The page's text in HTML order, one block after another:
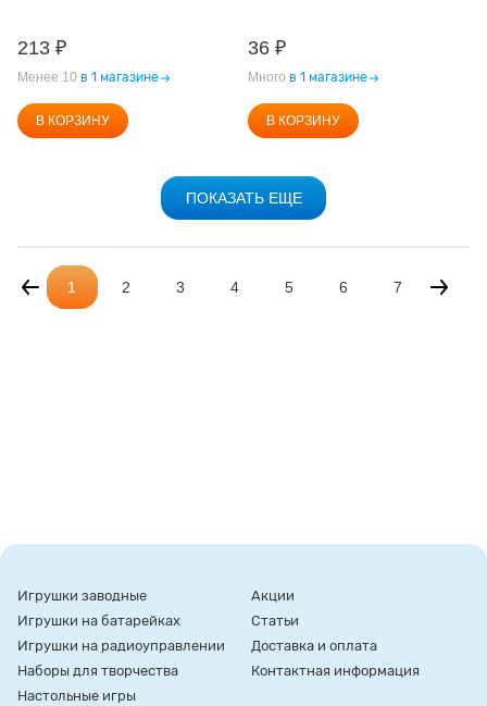
213 ₽
Менее 10 в 1 магазине
В КОРЗИНУ
36 ₽
Много в 1 магазине
В КОРЗИНУ
ПОКАЗАТЬ ЕЩЕ
1 2 3 4 5 6 7
Игрушки заводные
Игрушки на батарейках
Игрушки на радиоуправлении
Наборы для творчества
Настольные игры
Акции
Статьи
Доставка и оплата
Контактная информация